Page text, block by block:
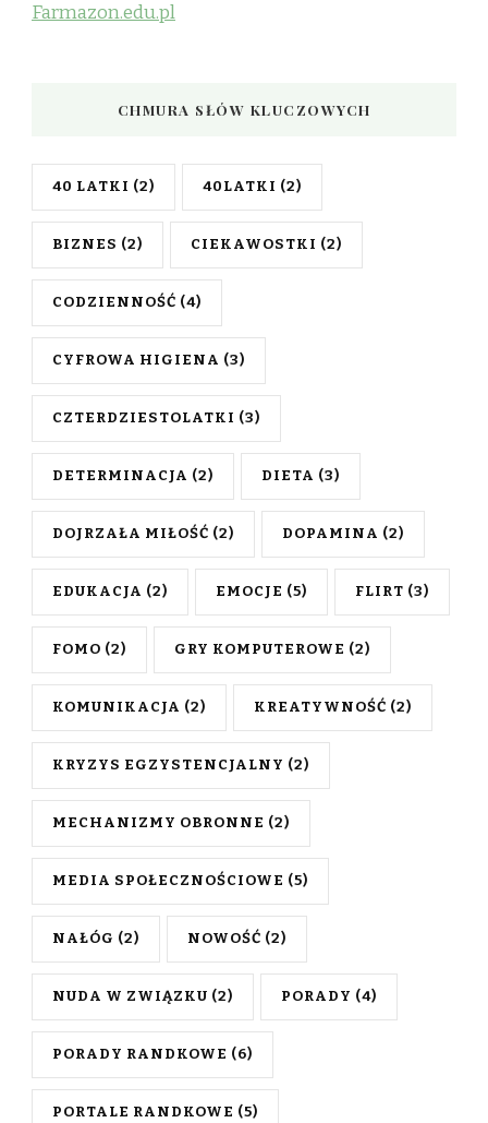
Farmazon.edu.pl
CHMURA SŁÓW KLUCZOWYCH
40 LATKI (2) 40LATKI (2)
BIZNES (2) CIEKAWOSTKI (2)
CODZIENNOŚĆ (4)
CYFROWA HIGIENA (3)
CZTERDZIESTOLATKI (3)
DETERMINACJA (2) DIETA (3)
DOJRZAŁA MIŁOŚĆ (2) DOPAMINA (2)
EDUKACJA (2) EMOCJE (5) FLIRT (3)
FOMO (2) GRY KOMPUTEROWE (2)
KOMUNIKACJA (2) KREATYWNOŚĆ (2)
KRYZYS EGZYSTENCJALNY (2)
MECHANIZMY OBRONNE (2)
MEDIA SPOŁECZNOŚCIOWE (5)
NAŁÓG (2) NOWOŚĆ (2)
NUDA W ZWIĄZKU (2) PORADY (4)
PORADY RANDKOWE (6)
PORTALE RANDKOWE (5)